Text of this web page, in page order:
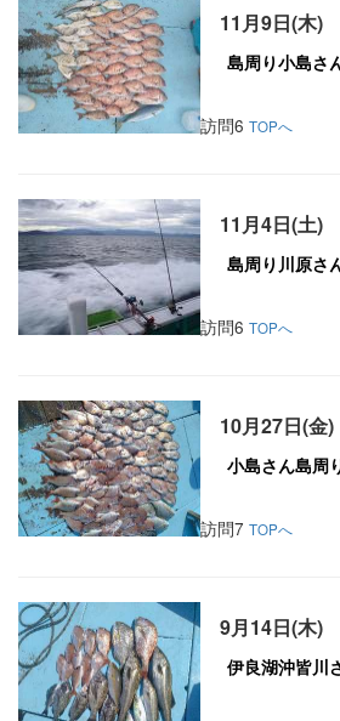
11月9日(木)
訪問6 TOPへ
11月4日(土)
訪問6 TOPへ
10月27日(金)
訪問7 TOPへ
9月14日(木)